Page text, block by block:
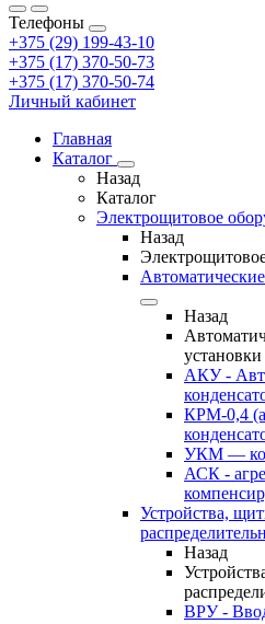
Телефоны
+375 (29) 199-43-10
+375 (17) 370-50-73
+375 (17) 370-50-74
Личный кабинет
Главная
Каталог
Назад
Каталог
Электрощитовое
Назад
Назад
установки
АКУ -
КРМ-0,4
УКМ —
АСК -
Устройства,
Назад
ВРУ -